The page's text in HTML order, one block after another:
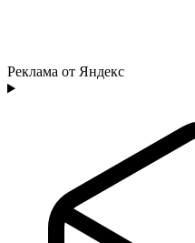
Реклама от Яндекс